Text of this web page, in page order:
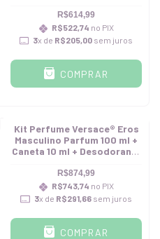
R$614,99
R$522,74 no PIX
3x de R$205,00 sem juros
COMPRAR
Kit Perfume Versace® Eros
Masculino Parfum 100 ml +
Caneta 10 ml + Desodorante
R$874,99
R$743,74 no PIX
3x de R$291,66sem juros
COMPRAR